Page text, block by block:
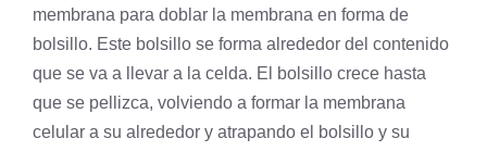
membrana para doblar la membrana en forma de
bolsillo. Este bolsillo se forma alrededor del contenido
que se va a llevar a la celda. El bolsillo crece hasta
que se pellizca, volviendo a formar la membrana
celular a su alrededor y atrapando el bolsillo y su